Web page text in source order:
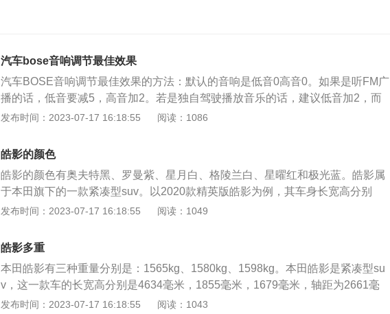
汽车bose音响调节最佳效果
汽车BOSE音响调节最佳效果的方法：默认的音响是低音0高音0。如果是听FM广
播的话，低音要减5，高音加2。若是独自驾驶播放音乐的话，建议低音加2，而
高音加7。这是BOSE音响在不同场景下的最佳设置。BOSE音响是全球十大音响
单元大声场，能够使用很小的扬声器来营造出大喇叭才有的感觉。BOSE音响数
码感比较强，很适合听电子音乐和流行音乐。它的扬声器数量普遍比较多，扬声
器多的情况能够让低中高频均匀分布，彼此之间互不干扰，所以音质相对比较
高。还将备胎作为低音单元的腔体，打开音响以后就能营造出一种低音炮的感
觉。
发布时间：2023-07-17 16:18:55 阅读：1086
皓影的颜色
皓影的颜色有奥夫特黑、罗曼紫、星月白、格陵兰白、星曜红和极光蓝。皓影属
于本田旗下的一款紧凑型suv。以2020款精英版皓影为例，其车身长宽高分别
是：4634mm、1855mm、1679mm，轴距为2661mm，油箱容积为53l。2020款
2.0l自然吸气发动机，最大马力是146ps，最大功率是107kw，最大扭矩是175N·
m。（数据来源于皓影汽车官网）车身颜色是奥夫特黑。普通版皓影大灯也是有
黑框装饰，幻夜版在此基础上会更突出前脸黑色的层次感和光影美感，比如中间
采用了熏黑镀铬，有一种古铜色的渐变感。罗曼紫，皓影的本色外观主打色，高
贵夺目，迎合年轻人“不从众、跟随本心喜好”的本色特质。罗曼紫的皓影，自然
发布时间：2023-07-17 16:18:55 阅读：1049
皓影多重
本田皓影有三种重量分别是：1565kg、1580kg、1598kg。本田皓影是紧凑型su
v，这一款车的长宽高分别是4634毫米，1855毫米，1679毫米，轴距为2661毫
米。皓影的生产厂商是广汽本田。广汽本田汽车有限公司是1998年7月1日正式成
发布时间：2023-07-17 16:18:55 阅读：1043